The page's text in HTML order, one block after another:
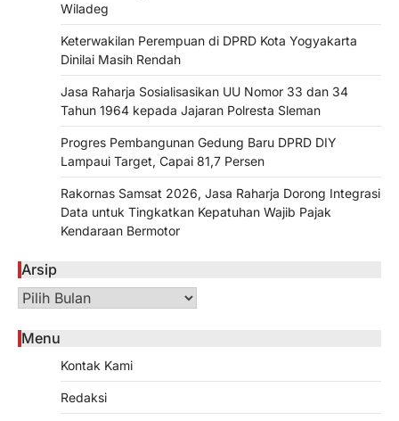
Wiladeg
Keterwakilan Perempuan di DPRD Kota Yogyakarta
Dinilai Masih Rendah
Jasa Raharja Sosialisasikan UU Nomor 33 dan 34
Tahun 1964 kepada Jajaran Polresta Sleman
Progres Pembangunan Gedung Baru DPRD DIY
Lampaui Target, Capai 81,7 Persen
Rakornas Samsat 2026, Jasa Raharja Dorong Integrasi
Data untuk Tingkatkan Kepatuhan Wajib Pajak
Kendaraan Bermotor
Arsip
Arsip
Menu
Kontak Kami
Redaksi